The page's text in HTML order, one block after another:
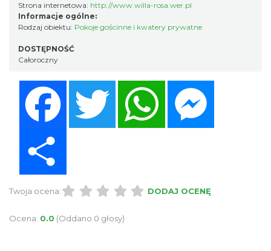
Strona internetowa: http://www.willa-rosa.wer.pl
Informacje ogólne:
Rodzaj obiektu: Pokoje gościnne i kwatery prywatne
DOSTĘPNOŚĆ
Całoroczny
Twitter WhatsApp
Twoja ocena: DODAJ OCENĘ
Ocena: 0.0 (Oddano 0 głosy)